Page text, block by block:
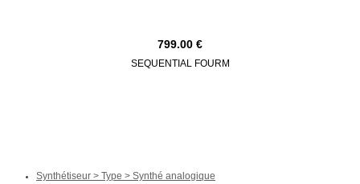
799.00
SEQUENTIAL FOURM
Synthétiseur > Type > Synthé analogique